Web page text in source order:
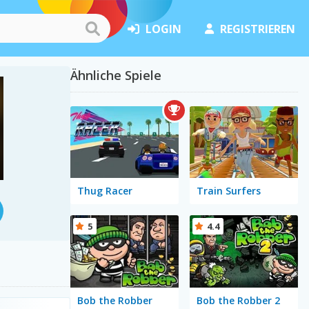
LOGIN REGISTRIEREN
Ähnliche Spiele
Thug Racer Train Surfers
Bob the Robber
5
Bob the Robber 2
4.4